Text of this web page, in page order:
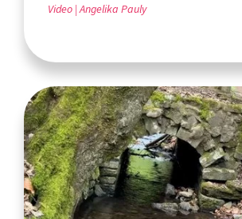
Video Angelika Pauly